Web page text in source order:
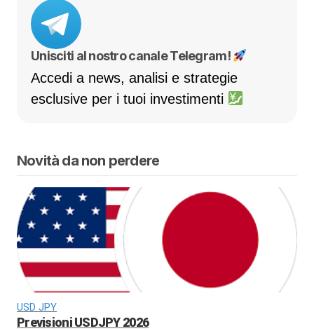
Unisciti al nostro canale Telegram!
Accedi a news, analisi e strategie
esclusive per i tuoi investimenti
Novità da non perdere
USD JPY
Previsioni USDJPY 2026